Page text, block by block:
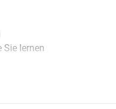
Sie lernen
uns benötigen